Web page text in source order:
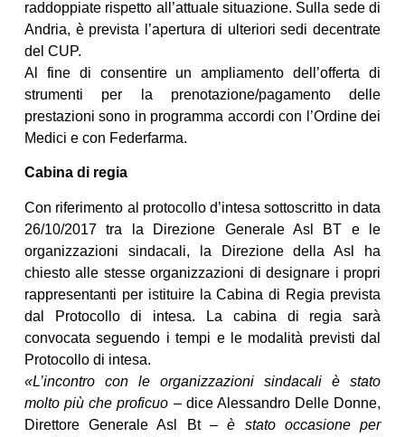
raddoppiate rispetto all’attuale situazione. Sulla sede di
Andria, è prevista l’apertura di ulteriori sedi decentrate
del CUP.
Al fine di consentire un ampliamento dell’offerta di
strumenti per la prenotazione/pagamento delle
prestazioni sono in programma accordi con l’Ordine dei
Medici e con Federfarma.
Cabina di regia
Con riferimento al protocollo d’intesa sottoscritto in data
26/10/2017 tra la Direzione Generale Asl BT e le
organizzazioni sindacali, la Direzione della Asl ha
chiesto alle stesse organizzazioni di designare i propri
rappresentanti per istituire la Cabina di Regia prevista
dal Protocollo di intesa. La cabina di regia sarà
convocata seguendo i tempi e le modalità previsti dal
Protocollo di intesa.
«L’incontro con le organizzazioni sindacali è stato
molto più che proficuo – dice Alessandro Delle Donne,
Direttore Generale Asl Bt –è stato occasione per